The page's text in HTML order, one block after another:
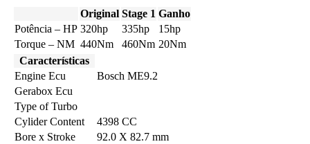
Original Stage 1 Ganho
Potência – HP 320hp 335hp
15hp
Torque – NM 440Nm 460Nm 20Nm
Características
Engine Ecu
Bosch ME9.2
Gerabox Ecu
Type of Turbo
Cylider Content
4398 CC
Bore x Stroke
92.0 X 82.7 mm